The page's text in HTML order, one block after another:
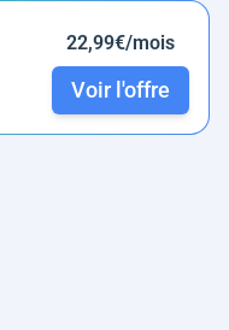
22,99€/mois
Voir l'offre